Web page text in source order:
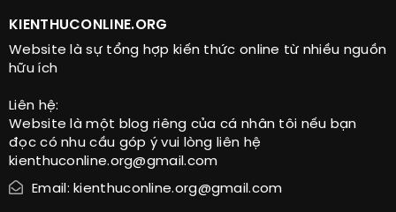
KIENTHUCONLINE.ORG
Website là sự tổng hợp kiến thức online từ nhiều nguồn
hữu ích
Liên hệ:
Website là một blog riêng của cá nhân tôi nếu bạn
đọc có nhu cầu góp ý vui lòng liên hệ
kienthuconline.org@gmail.com
Email: kienthuconline.org@gmail.com